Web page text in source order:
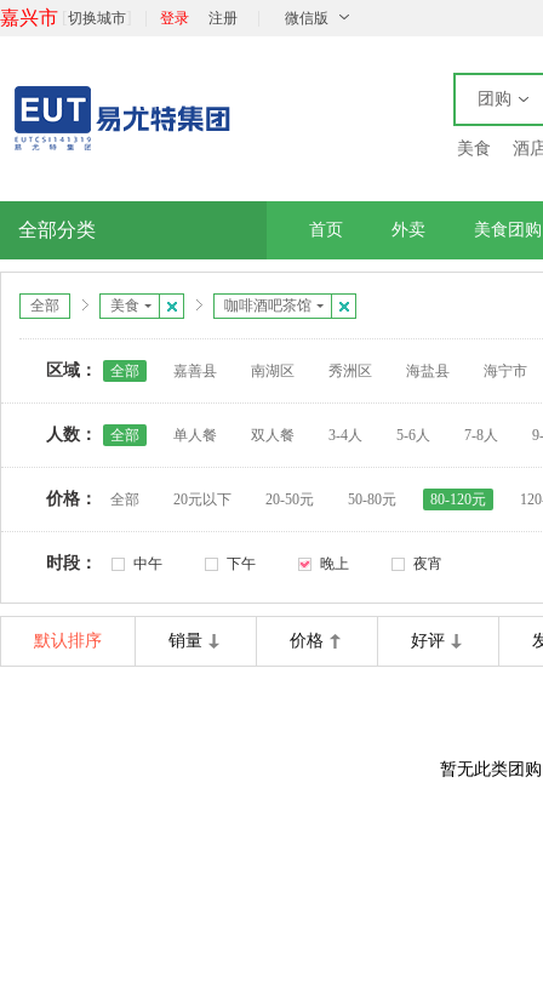
嘉兴市 切换城市 登录 注册 微信版
团购
美食 酒
全部分类 首页 外卖 美食团购
全部 美食 咖啡酒吧茶馆
区域： 全部 嘉善县 南湖区 秀洲区 海盐县 海宁市
人数： 全部 单人餐 双人餐 3-4人 5-6人 7-8人
价格： 全部 20元以下 20-50元 50-80元 80-120元
时段： 中午 下午 晚上 夜宵
默认排序 销量 价格 好评
暂无此类团